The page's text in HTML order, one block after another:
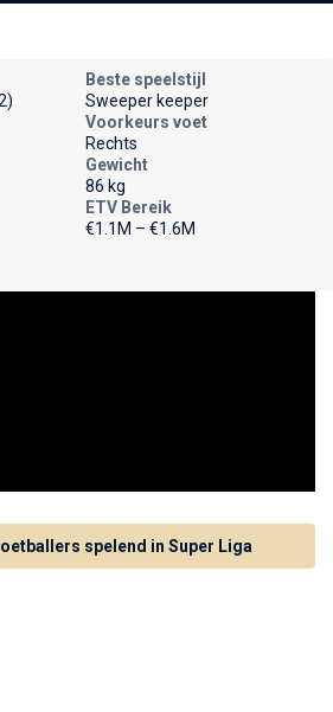
Beste speelstijl
Sweeper keeper
Voorkeurs voet
Rechts
Gewicht
86 kg
ETV Bereik
€1.1M – €1.6M
spelend in Super Liga